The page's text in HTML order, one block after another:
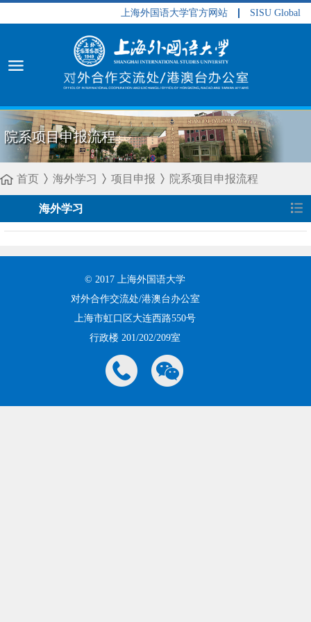
上海外国语大学官方网站 SISU Global
院系项目申报流程
首页 海外学习 项目申报 院系项目申报流程
海外学习
© 2017 上海外国语大学
对外合作交流处/港澳台办公室
上海市虹口区大连西路550号
行政楼 201/202/209室